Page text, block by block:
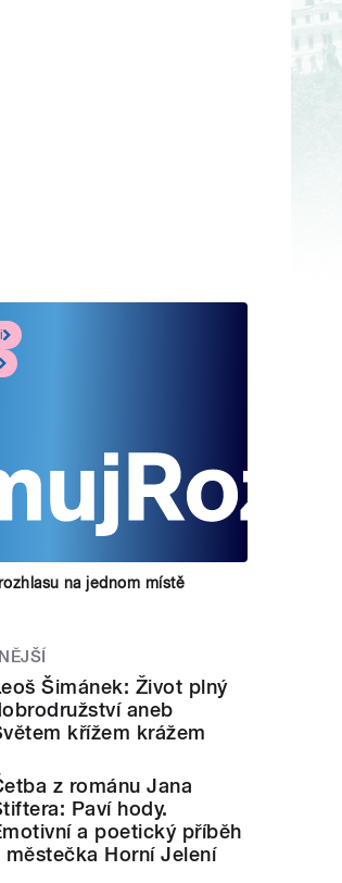
na jednom místě
Šimánek: Život plný
aneb
křížem krážem
z románu Jana
Paví hody.
a poetický příběh
městečka Horní Jelení